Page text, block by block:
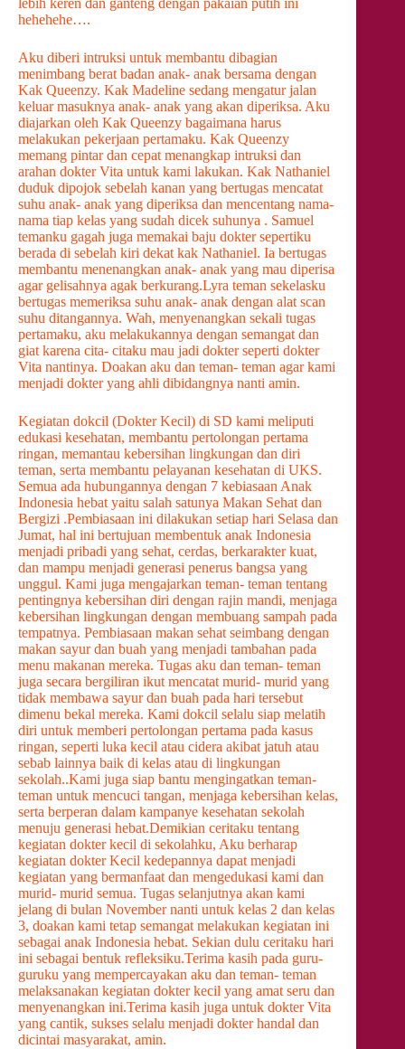
lebih keren dan ganteng dengan pakaian putih ini
hehehehe….
Aku diberi intruksi untuk membantu dibagian
menimbang berat badan anak- anak bersama dengan
Kak Queenzy. Kak Madeline sedang mengatur jalan
keluar masuknya anak- anak yang akan diperiksa. Aku
diajarkan oleh Kak Queenzy bagaimana harus
melakukan pekerjaan pertamaku. Kak Queenzy
memang pintar dan cepat menangkap intruksi dan
arahan dokter Vita untuk kami lakukan. Kak Nathaniel
duduk dipojok sebelah kanan yang bertugas mencatat
suhu anak- anak yang diperiksa dan mencentang nama-
nama tiap kelas yang sudah dicek suhunya . Samuel
temanku gagah juga memakai baju dokter sepertiku
berada di sebelah kiri dekat kak Nathaniel. Ia bertugas
membantu menenangkan anak- anak yang mau diperisa
agar gelisahnya agak berkurang.Lyra teman sekelasku
bertugas memeriksa suhu anak- anak dengan alat scan
suhu ditangannya. Wah, menyenangkan sekali tugas
pertamaku, aku melakukannya dengan semangat dan
giat karena cita- citaku mau jadi dokter seperti dokter
Vita nantinya. Doakan aku dan teman- teman agar kami
menjadi dokter yang ahli dibidangnya nanti amin.
Kegiatan dokcil (Dokter Kecil) di SD kami meliputi
edukasi kesehatan, membantu pertolongan pertama
ringan, memantau kebersihan lingkungan dan diri
teman, serta membantu pelayanan kesehatan di UKS.
Semua ada hubungannya dengan 7 kebiasaan Anak
Indonesia hebat yaitu salah satunya Makan Sehat dan
Bergizi .Pembiasaan ini dilakukan setiap hari Selasa dan
Jumat, hal ini bertujuan membentuk anak Indonesia
menjadi pribadi yang sehat, cerdas, berkarakter kuat,
dan mampu menjadi generasi penerus bangsa yang
unggul. Kami juga mengajarkan teman- teman tentang
pentingnya kebersihan diri dengan rajin mandi, menjaga
kebersihan lingkungan dengan membuang sampah pada
tempatnya. Pembiasaan makan sehat seimbang dengan
makan sayur dan buah yang menjadi tambahan pada
menu makanan mereka. Tugas aku dan teman- teman
juga secara bergiliran ikut mencatat murid- murid yang
tidak membawa sayur dan buah pada hari tersebut
dimenu bekal mereka. Kami dokcil selalu siap melatih
diri untuk memberi pertolongan pertama pada kasus
ringan, seperti luka kecil atau cidera akibat jatuh atau
sebab lainnya baik di kelas atau di lingkungan
sekolah..Kami juga siap bantu mengingatkan teman-
teman untuk mencuci tangan, menjaga kebersihan kelas,
serta berperan dalam kampanye kesehatan sekolah
menuju generasi hebat.Demikian ceritaku tentang
kegiatan dokter kecil di sekolahku, Aku berharap
kegiatan dokter Kecil kedepannya dapat menjadi
kegiatan yang bermanfaat dan mengedukasi kami dan
murid- murid semua. Tugas selanjutnya akan kami
jelang di bulan November nanti untuk kelas 2 dan kelas
3, doakan kami tetap semangat melakukan kegiatan ini
sebagai anak Indonesia hebat. Sekian dulu ceritaku hari
ini sebagai bentuk refleksiku.Terima kasih pada guru-
guruku yang mempercayakan aku dan teman- teman
melaksanakan kegiatan dokter kecil yang amat seru dan
menyenangkan ini.Terima kasih juga untuk dokter Vita
yang cantik, sukses selalu menjadi dokter handal dan
dicintai masyarakat, amin.